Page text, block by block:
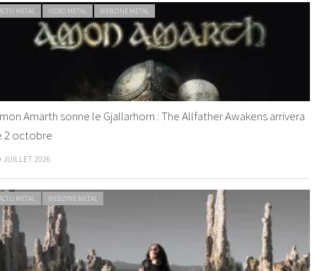
METAL VIDEO METAL WEBZINE METAL
Amarth sonne le Gjallarhorn : The Allfather Awakens arrivera
2 octobre
JUILLET 2026
METAL WEBZINE METAL